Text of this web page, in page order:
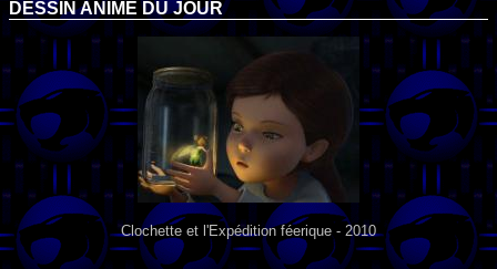
07/08/2026 - Ajout d'un dessin animé
Ajout du dessin animé Agent Spécial Oso (2009) dans la liste.
17/07/2026 -
Ajout du dessin animé Peter Pan (1988) dans la liste.
17/07/2026 - Ajout d'un dessin animé
Ajout du dessin animé Le Bossu de Notre-Dame (1996) dans la liste.
DESSIN ANIMÉ DU JOUR
Clochette et l'Expédition féerique - 2010